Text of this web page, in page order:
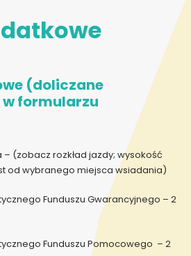
(doliczane
formularzu
(zobacz rozkład jazdy; wysokość
od wybranego miejsca wsiadania)
Funduszu Gwarancyjnego – 2
Funduszu Pomocowego – 2